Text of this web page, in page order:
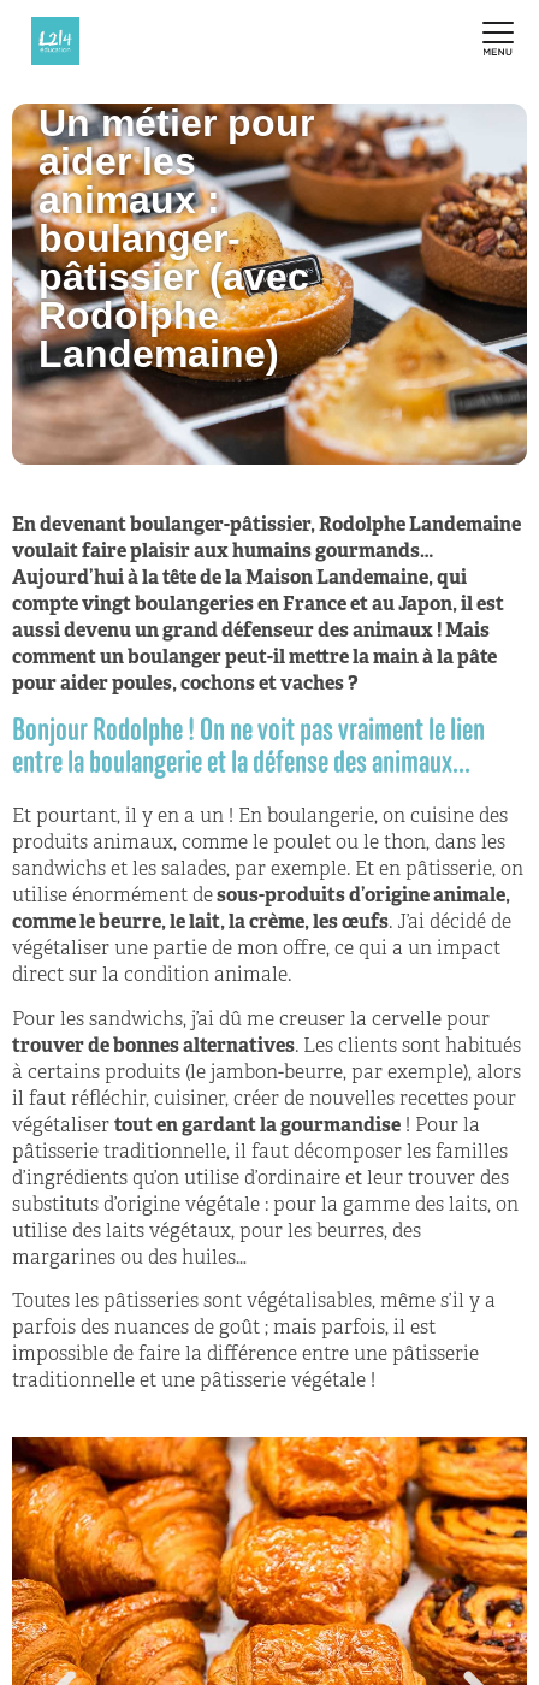
Un métier pour
aider les
animaux :
boulanger-
pâtissier (avec
Rodolphe
Landemaine)
En devenant boulanger-pâtissier, Rodolphe Landemaine
voulait faire plaisir aux humains gourmands…
Aujourd’hui à la tête de la Maison Landemaine, qui
compte vingt boulangeries en France et au Japon, il est
aussi devenu un grand défenseur des animaux ! Mais
comment un boulanger peut-il mettre la main à la pâte
pour aider poules, cochons et vaches ?
Bonjour Rodolphe ! On ne voit pas vraiment le lien
entre la boulangerie et la défense des animaux...
Et pourtant, il y en a un ! En boulangerie, on cuisine des
produits animaux, comme le poulet ou le thon, dans les
sandwichs et les salades, par exemple. Et en pâtisserie, on
utilise énormément desous-produits d’origine animale,
comme le beurre, le lait, la crème, les œufs. J’ai décidé de
végétaliser une partie de mon offre, ce qui a un impact
direct sur la condition animale.
Pour les sandwichs, j’ai dû me creuser la cervelle pour
trouver de bonnes alternatives. Les clients sont habitués
à certains produits (le jambon-beurre, par exemple), alors
il faut réfléchir, cuisiner, créer de nouvelles recettes pour
végétaliser tout en gardant la gourmandise ! Pour la
pâtisserie traditionnelle, il faut décomposer les familles
d’ingrédients qu’on utilise d’ordinaire et leur trouver des
substituts d’origine végétale : pour la gamme des laits, on
utilise des laits végétaux, pour les beurres, des
margarines ou des huiles…
Toutes les pâtisseries sont végétalisables, même s’il y a
parfois des nuances de goût ; mais parfois, il est
impossible de faire la différence entre une pâtisserie
traditionnelle et une pâtisserie végétale !